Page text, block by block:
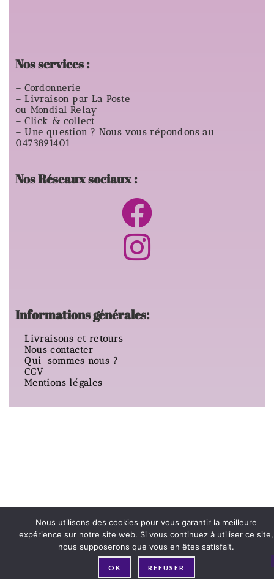
Nos services :
– Cordonnerie
– Livraison par La Poste
ou Mondial Relay
– Click & collect
– Une question ? Nous vous répondons au
0473891401
Nos Réseaux sociaux :
Informations générales:
–Livraisons et retours
–Nous contacter
–Qui-sommes nous ?
–CGV
–Mentions légales
Nous utilisons des cookies pour vous garantir la meilleure
expérience sur notre site web. Si vous continuez à utiliser ce site,
nous supposerons que vous en êtes satisfait.
OK REFUSER